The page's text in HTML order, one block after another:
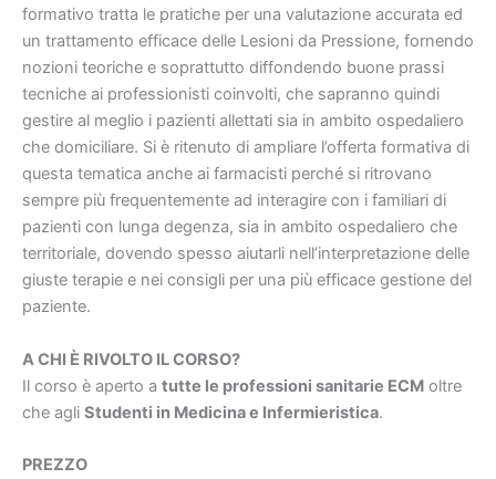
formativo tratta le pratiche per una valutazione accurata ed
un trattamento efficace delle Lesioni da Pressione, fornendo
nozioni teoriche e soprattutto diffondendo buone prassi
tecniche ai professionisti coinvolti, che sapranno quindi
gestire al meglio i pazienti allettati sia in ambito ospedaliero
che domiciliare. Si è ritenuto di ampliare l’offerta formativa di
questa tematica anche ai farmacisti perché si ritrovano
sempre più frequentemente ad interagire con i familiari di
pazienti con lunga degenza, sia in ambito ospedaliero che
territoriale, dovendo spesso aiutarli nell’interpretazione delle
giuste terapie e nei consigli per una più efficace gestione del
paziente.
A CHI È RIVOLTO IL CORSO?
Il corso è aperto a tutte le professioni sanitarie ECM oltre
che agli Studenti in Medicina e Infermieristica.
PREZZO